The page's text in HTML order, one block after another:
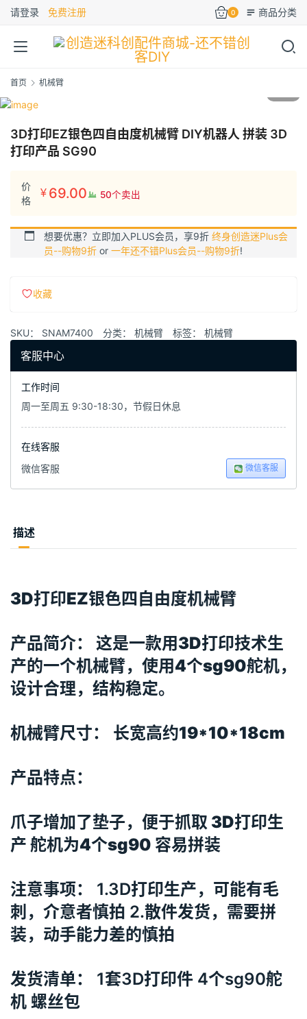
请登录 免费注册 0 商品分类
首页 机械臂
3D打印EZ银色四自由度机械臂 DIY机器人 拼装 3D
打印产品 SG90
价
格
¥ 69.00 50个卖出
想要优惠？立即加入PLUS会员，享9折 终身创造迷Plus会
员--购物9折 or 一年还不错Plus会员--购物9折!
收藏
SKU： SNAM7400 分类： 机械臂 标签： 机械臂
客服中心
工作时间
周一至周五 9:30-18:30，节假日休息
在线客服
微信客服
微信客服
描述
3D打印EZ银色四自由度机械臂
产品简介： 这是一款用3D打印技术生
产的一个机械臂，使用4个sg90舵机，
设计合理，结构稳定。
机械臂尺寸： 长宽高约19*10*18cm
产品特点：
爪子增加了垫子，便于抓取 3D打印生
产 舵机为4个sg90 容易拼装
注意事项： 1.3D打印生产，可能有毛
刺，介意者慎拍 2.散件发货，需要拼
装，动手能力差的慎拍
发货清单： 1套3D打印件 4个sg90舵
机 螺丝包